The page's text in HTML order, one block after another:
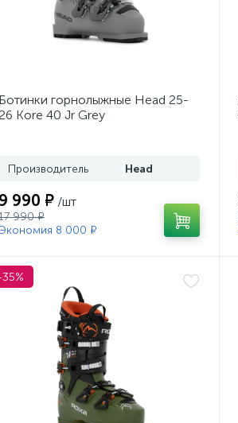
Ботинки горнолыжные Head 25-
Kore 40 Jr Grey
Производитель Head
9 990 ₽ /шт
990 ₽
8 000 ₽